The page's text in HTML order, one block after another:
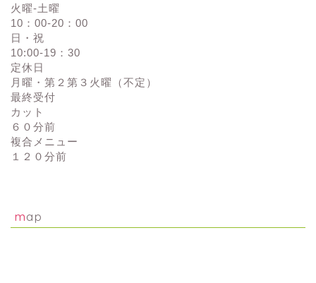
火曜-土曜
10：00-20：00
日・祝
10:00-19：30
定休日
月曜・第２第３火曜（不定）
最終受付
カット
６０分前
複合メニュー
１２０分前
map